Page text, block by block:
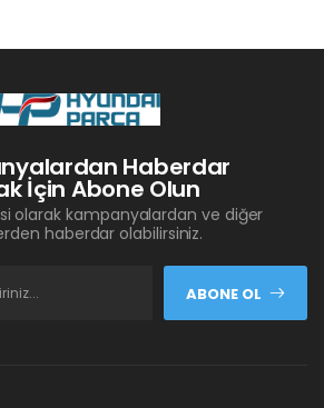
Haberdar
İçin Abone Olun
olarak kampanyalardan ve diğer
haberdar olabilirsiniz.
ABONE OL